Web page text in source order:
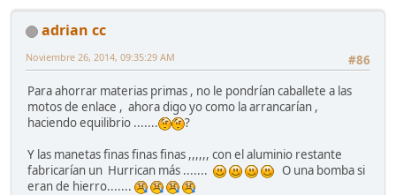
adrian cc
#86
Noviembre 26, 2014, 09:35:29 AM
Para ahorrar materias primas , no le pondrían caballete a las
motos de enlace , ahora digo yo como la arrancarían ,
haciendo equilibrio .......
?
Y las manetas finas finas finas ,,,,,, con el aluminio restante
fabricarían un Hurrican más .......
O una bomba si
eran de hierro.......